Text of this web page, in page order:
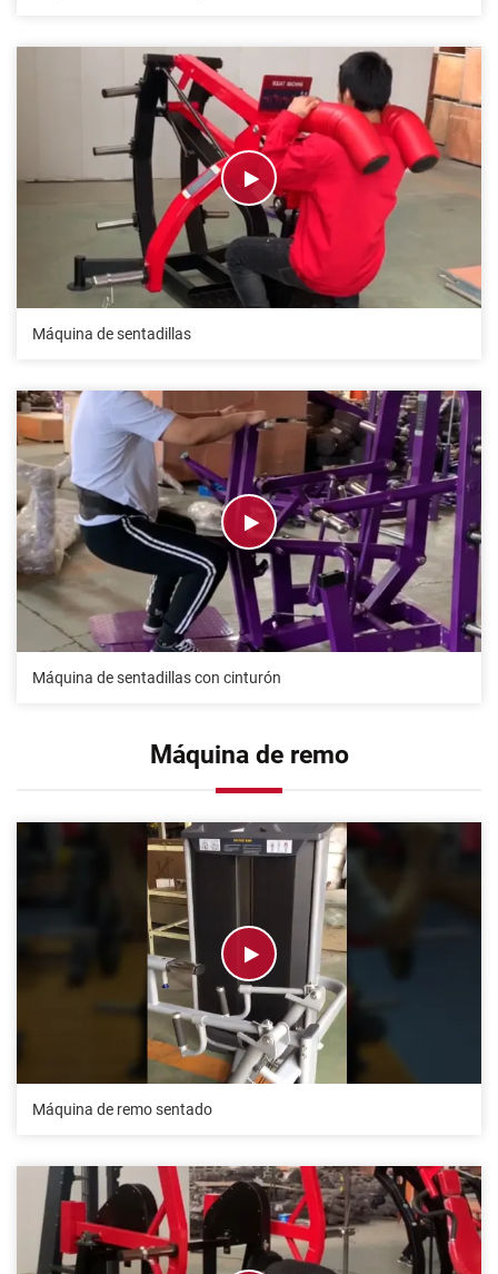
Máquina de sentadillas
Máquina de sentadillas con cinturón
Máquina de remo
Máquina de remo sentado